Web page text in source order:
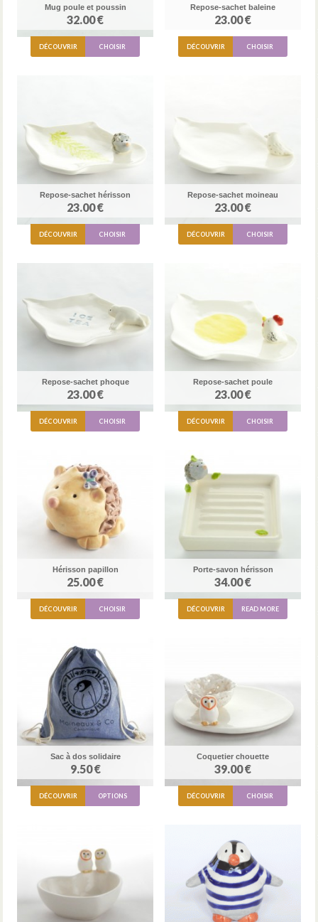
Mug poule et poussin
32.00 €
DÉCOUVRIR CHOISIR
Repose-sachet baleine
23.00 €
DÉCOUVRIR CHOISIR
Repose-sachet hérisson
23.00 €
DÉCOUVRIR CHOISIR
Repose-sachet moineau
23.00 €
DÉCOUVRIR CHOISIR
Repose-sachet phoque
23.00 €
DÉCOUVRIR CHOISIR
Repose-sachet poule
23.00 €
DÉCOUVRIR CHOISIR
Hérisson papillon
25.00 €
DÉCOUVRIR CHOISIR
Porte-savon hérisson
34.00 €
DÉCOUVRIR READ MORE
Sac à dos solidaire
9.50 €
DÉCOUVRIR OPTIONS
Coquetier chouette
39.00 €
DÉCOUVRIR CHOISIR